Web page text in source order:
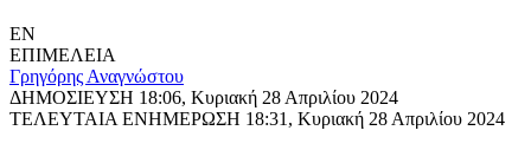
EN
ΕΠΙΜΕΛΕΙΑ
Γρηγόρης Αναγνώστου
ΔΗΜΟΣΙΕΥΣΗ 18:06, Κυριακή 28 Απριλίου 2024
ΤΕΛΕΥΤΑΙΑ ΕΝΗΜΕΡΩΣΗ 18:31, Κυριακή 28 Απριλίου 2024